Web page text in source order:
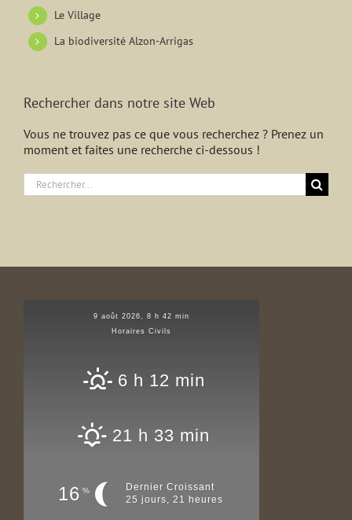
Le Village
La biodiversité Alzon-Arrigas
Rechercher dans notre site Web
Vous ne trouvez pas ce que vous recherchez ? Prenez un
moment et faites une recherche ci-dessous !
Rechercher:
9 août 2026, 8 h 42 min
Horaires Civils
6 h 12 min
21 h 33 min
16 %
Dernier Croissant
25 jours, 21 heures